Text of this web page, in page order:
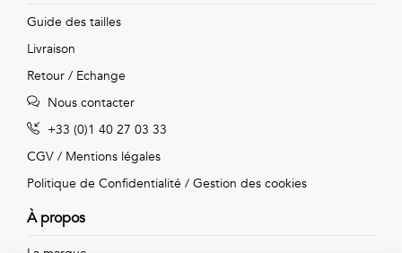
Guide des tailles
Livraison
Retour / Echange
Nous contacter
+33 (0)1 40 27 03 33
CGV / Mentions légales
Politique de Confidentialité / Gestion des cookies
À propos